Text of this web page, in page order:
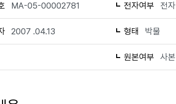
MA-05-00002781 전자여부 전자
2007 .04.13 형태 박물
원본여부 사본